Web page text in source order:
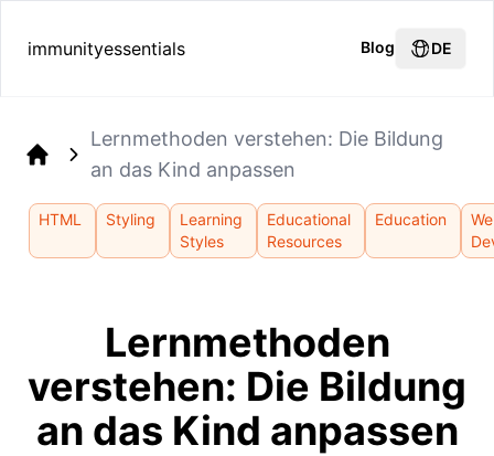
immunityessentials Blog DE
Lernmethoden verstehen: Die Bildung
an das Kind anpassen
HTML Styling
Learning
Styles
Educational
Resources
Education
Lernmethoden
verstehen: Die Bildung
an das Kind anpassen